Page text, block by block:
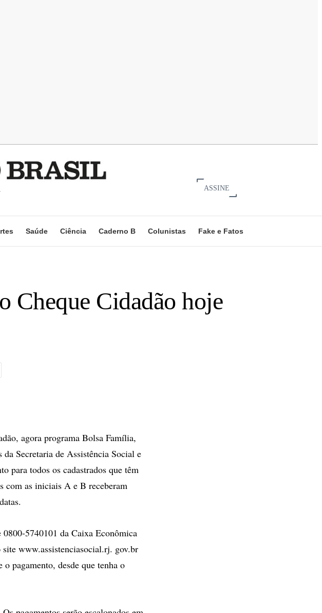
ASSINE
Saúde Ciência Caderno B Colunistas Fake e Fatos
Cheque Cidadão hoje
agora programa Bolsa Família,
da Secretaria de Assistência Social e
para todos os cadastrados que têm
com as iniciais A e B receberam
5740101 da Caixa Econômica
www.assistenciasocial.rj. gov.br
pagamento, desde que tenha o